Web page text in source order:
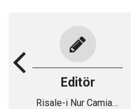
Editör
Risale-i Nur Camiası